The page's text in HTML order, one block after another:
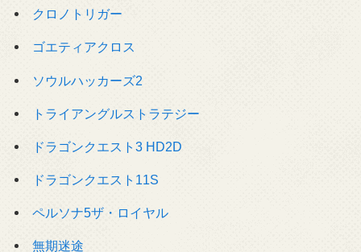
クロノトリガー
ゴエティアクロス
ソウルハッカーズ2
トライアングルストラテジー
ドラゴンクエスト3 HD2D
ドラゴンクエスト11S
ペルソナ5ザ・ロイヤル
無期迷途